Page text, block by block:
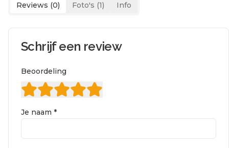
Reviews (0) Foto's (1) Info
Schrijf een review
Beoordeling
Je naam *